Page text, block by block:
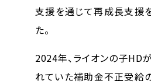
支援を通じて再成長支援
た。
2024年、ライオンの子HD
れていた補助金不正受給